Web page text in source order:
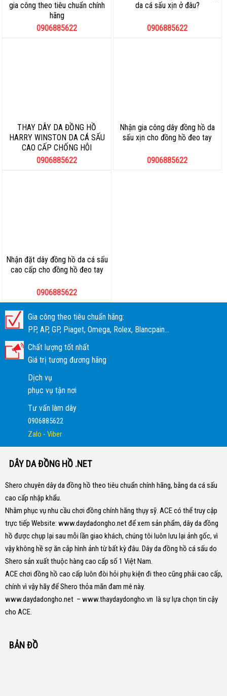
gia công theo tiêu chuẩn chính
hãng
0906885622
da cá sấu xịn ở đâu?
0906885622
THAY DÂY DA ĐỒNG HỒ
HARRY WINSTON DA CÁ SẤU
CAO CẤP CHỐNG HÔI
0906885622
Nhận gia công dây đồng hồ da
sấu xịn cho đồng hồ đeo tay
0906885622
Nhận đặt dây đồng hồ da cá sấu
cao cấp cho đồng hồ đeo tay
0906885622
Gia công theo tiêu chuẩn hãng:
PP, AP, GP, Piaget, Omega, Rolex, Blancpain...
Chất lượng tốt nhất
Giá trị tương đương hãng
Dịch vụ
phục vụ tận nơi
Tư vấn làm dây
0906885622
Zalo - Viber
DÂY DA ĐỒNG HỒ .NET
Shero chuyên dây da đồng hồ theo tiêu chuẩn chính hãng, bằng da cá sấu
cao cấp nhập khẩu.
Nhằm phục vụ nhu cầu chơi đồng chính hãng thụy sỹ. ACE có thể truy cập
trực tiếp Website: www.daydadongho.netđể xem sản phẩm, dây da đồng
hồ được chụp lại sau mỗi lần giao khách, chúng tôi luôn lưu lại ảnh gốc, vì
vậy không hề sợ ăn cắp hình ảnh từ bất kỳ đâu. Dây da đồng hồ cá sấu do
Shero sản xuất thuộc hàng cao cấp số 1 Việt Nam.
ACE chơi đồng hồ cao cấp luôn đòi hỏi phụ kiện đi theo cũng phải cao cấp,
chính vì vậy hãy để Shero thỏa mãn đam mê này.
www.daydadongho.net – www.thaydaydongho.vn là sự lựa chọn tin cậy
cho ACE.
BẢN ĐỒ